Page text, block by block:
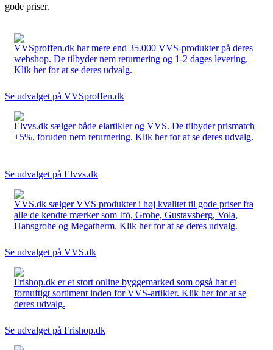
gode priser.
VVSproffen.dk har mere end 35.000 VVS-produkter på deres
webshop. De tilbyder nem returnering og 1-2 dages levering.
Klik her for at se deres udvalg.
Se udvalget på VVSproffen.dk
Elvvs.dk sælger både elartikler og VVS. De tilbyder prismatch
+5%, foruden nem returnering. Klik her for at se deres udvalg.
Se udvalget på Elvvs.dk
VVS.dk sælger VVS produkter i høj kvalitet til gode priser fra
alle de kendte mærker som Ifö, Grohe, Gustavsberg, Vola,
Hansgrohe og Megatherm. Klik her for at se deres udvalg.
Se udvalget på VVS.dk
Frishop.dk er et stort online byggemarked som også har et
fornuftigt sortiment inden for VVS-artikler. Klik her for at se
deres udvalg.
Se udvalget på Frishop.dk